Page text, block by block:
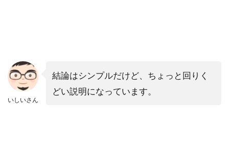
いしいさん
結論はシンプルだけど、ちょっと回りく
どい説明になっています。